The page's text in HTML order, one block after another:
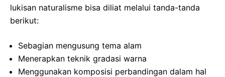
lukisan naturalisme bisa diliat melalui tanda-tanda
berikut:
Sebagian mengusung tema alam
Menerapkan teknik gradasi warna
Menggunakan komposisi perbandingan dalam hal